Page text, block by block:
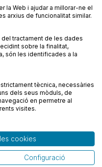
1 Primària. Kairé
€
Afegir
llengües cooficials
Condicions d’ús
de privadesa
FAQs
drets reservats
la Web i ajudar a millorar-ne el
arxius de funcionalitat similar.
tractament de les dades
sobre la finalitat,
són les identificades a la
tècnica, necessàries
dels seus mòduls, de
en permetre al
visites.
cookies
Configuració